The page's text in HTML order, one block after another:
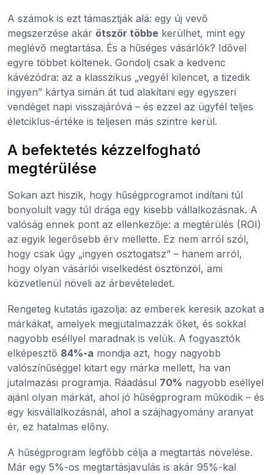
A számok is ezt támasztják alá: egy új vevő
megszerzése akár ötször többe kerülhet, mint egy
meglévő megtartása. És a hűséges vásárlók? Idővel
egyre többet költenek. Gondolj csak a kedvenc
kávézódra: az a klasszikus „vegyél kilencet, a tizedik
ingyen” kártya simán át tud alakítani egy egyszeri
vendéget napi visszajáróvá – és ezzel az ügyfél teljes
életciklus-értéke is teljesen más szintre kerül.
A befektetés kézzelfogható
megtérülése
Sokan azt hiszik, hogy hűségprogramot indítani túl
bonyolult vagy túl drága egy kisebb vállalkozásnak. A
valóság ennek pont az ellenkezője: a megtérülés (ROI)
az egyik legerősebb érv mellette. Ez nem arról szól,
hogy csak úgy „ingyen osztogatsz” – hanem arról,
hogy olyan vásárlói viselkedést ösztönzöl, ami
közvetlenül növeli az árbevételedet.
Rengeteg kutatás igazolja: az emberek keresik azokat a
márkákat, amelyek megjutalmazzák őket, és sokkal
nagyobb eséllyel maradnak is velük. A fogyasztók
elképesztő 84%-a mondja azt, hogy nagyobb
valószínűséggel kitart egy márka mellett, ha van
jutalmazási programja. Ráadásul 70% nagyobb eséllyel
ajánl olyan márkát, ahol jó hűségprogram működik – és
egy kisvállalkozásnál, ahol a szájhagyomány aranyat
ér, ez hatalmas előny.
A hűségprogram legfőbb célja a megtartás növelése.
Már egy 5%-os megtartásjavulás is akár 95%-kal